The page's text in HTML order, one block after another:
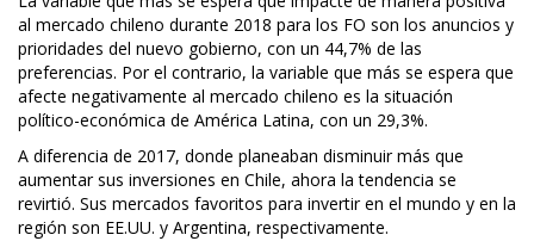
al mercado chileno durante 2018 para los FO son los anuncios y
prioridades del nuevo gobierno, con un 44,7% de las
preferencias. Por el contrario, la variable que más se espera que
afecte negativamente al mercado chileno es la situación
político-económica de América Latina, con un 29,3%.
A diferencia de 2017, donde planeaban disminuir más que
aumentar sus inversiones en Chile, ahora la tendencia se
revirtió. Sus mercados favoritos para invertir en el mundo y en la
región son EE.UU. y Argentina, respectivamente.